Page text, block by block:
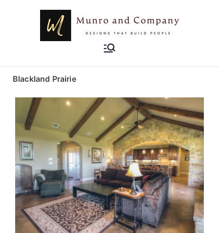
Munro and
Designs that Build People
Blackland Prairie